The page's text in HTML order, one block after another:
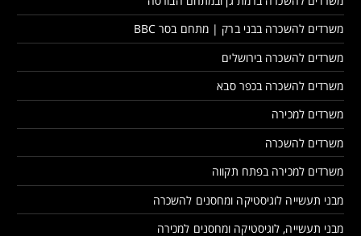
משרדים להשכרה בבני ברק | מתחם בסר BBC
משרדים להשכרה בירושלים
משרדים להשכרה בכפר סבא
משרדים למכירה
משרדים להשכרה
משרדים למכירה בפתח תקווה
מבני תעשייה לוגיסטיקה ומחסנים להשכרה
מבני תעשייה, לוגיסטיקה ומחסנים למכירה